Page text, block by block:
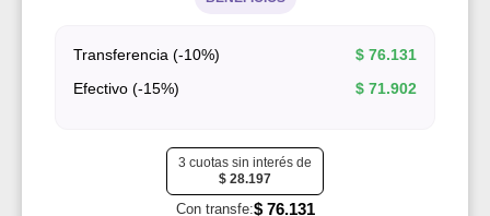
Transferencia (-10%) $ 76.131
Efectivo (-15%)
$ 71.902
3 cuotas sin interés de
$ 28.197
Con transfe:$76.131